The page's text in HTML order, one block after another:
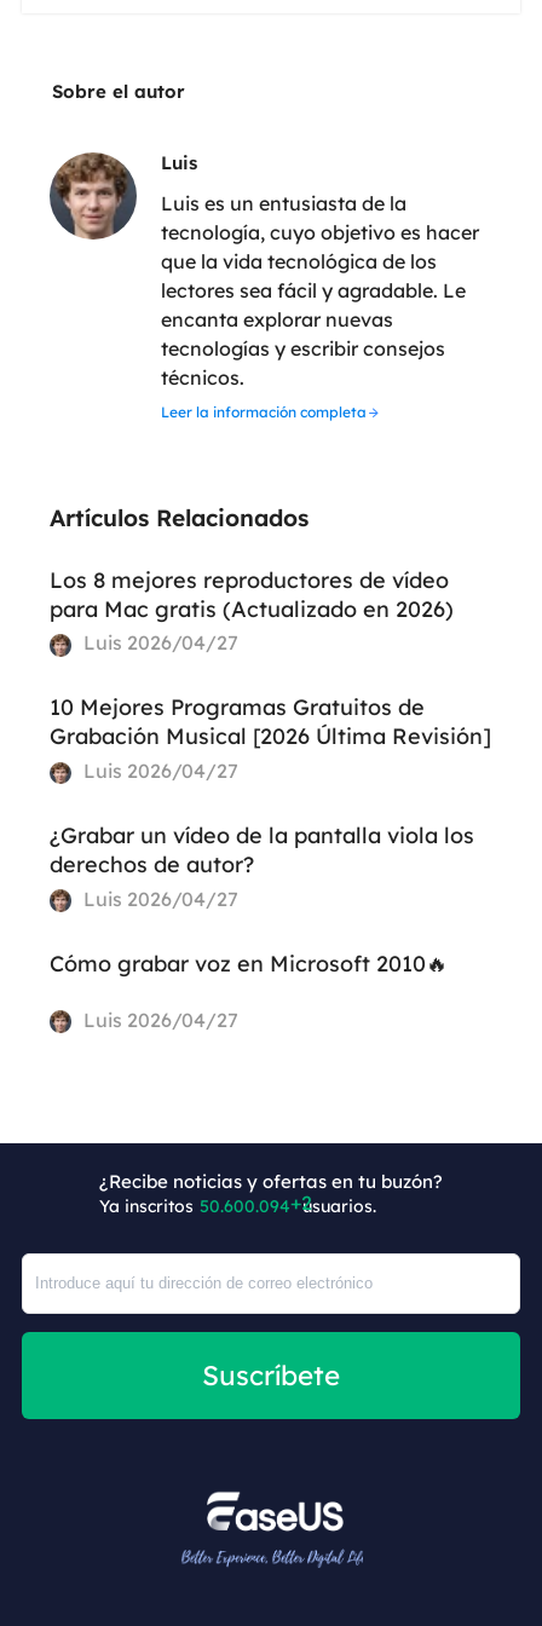
Sobre el autor
Luis
Luis es un entusiasta de la
tecnología, cuyo objetivo es hacer
que la vida tecnológica de los
lectores sea fácil y agradable. Le
encanta explorar nuevas
tecnologías y escribir consejos
técnicos.
Leer la información completa
Artículos Relacionados
Los 8 mejores reproductores de vídeo
para Mac gratis (Actualizado en 2026)
Luis 2026/04/27
10 Mejores Programas Gratuitos de
Grabación Musical [2026 Última Revisión]
Luis 2026/04/27
¿Grabar un vídeo de la pantalla viola los
derechos de autor?
Luis 2026/04/27
Cómo grabar voz en Microsoft 2010🔥
Luis 2026/04/27
¿Recibe noticias y ofertas en tu buzón?
Ya inscritos 50.600.096 usuarios.
Suscríbete